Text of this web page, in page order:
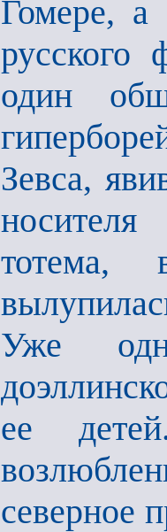
Гомере,
русского
один
Зевса,
носителя
тотема,
Уже
ее
северное